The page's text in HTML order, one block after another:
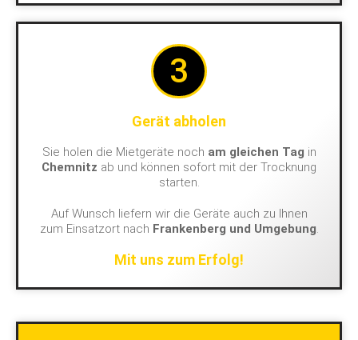
3
Gerät abholen
Sie holen die Mietgeräte noch am gleichen Tag in
Chemnitz ab und können sofort mit der Trocknung
starten.
Auf Wunsch liefern wir die Geräte auch zu Ihnen
zum Einsatzort nach Frankenberg und Umgebung.
Mit uns zum Erfolg!